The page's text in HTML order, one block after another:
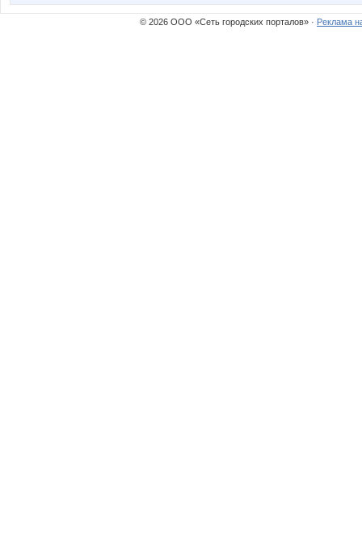
© 2026 ООО «Сеть городских порталов» · Реклама